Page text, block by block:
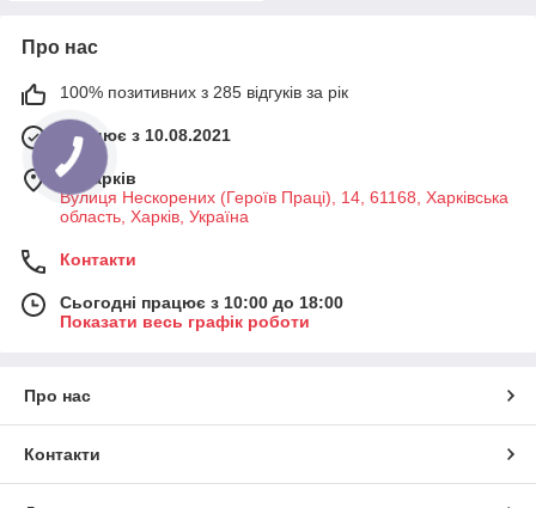
Про нас
100% позитивних з 285 відгуків за рік
Працює з 10.08.2021
м. Харків
Вулиця Нескорених (Героїв Праці), 14, 61168, Харківська
область, Харків, Україна
Контакти
Сьогодні працює з 10:00 до 18:00
Показати весь графік роботи
Про нас
Контакти